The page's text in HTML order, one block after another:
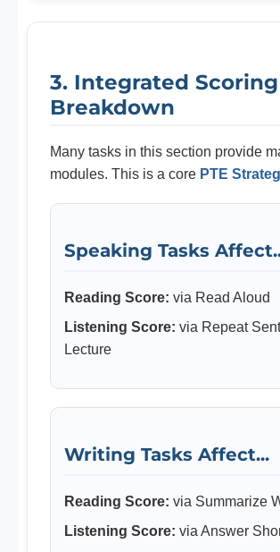
3. Integrated Scoring
Breakdown
Many tasks in this section provide
modules. This is a core PTE
Speaking Tasks
Reading Score: via Read Aloud
Listening Score: via Repeat
Lecture
Writing Tasks Affect...
Reading Score: via Summarize
Listening Score: via Answer